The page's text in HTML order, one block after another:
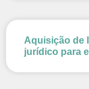
Aquisição de
jurídico para